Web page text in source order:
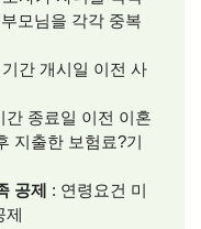
모님을 각각 중복
간 개시일 이전 사
간 종료일 이전 이혼
지출한 보험료?기
공제
: 연령요건 미